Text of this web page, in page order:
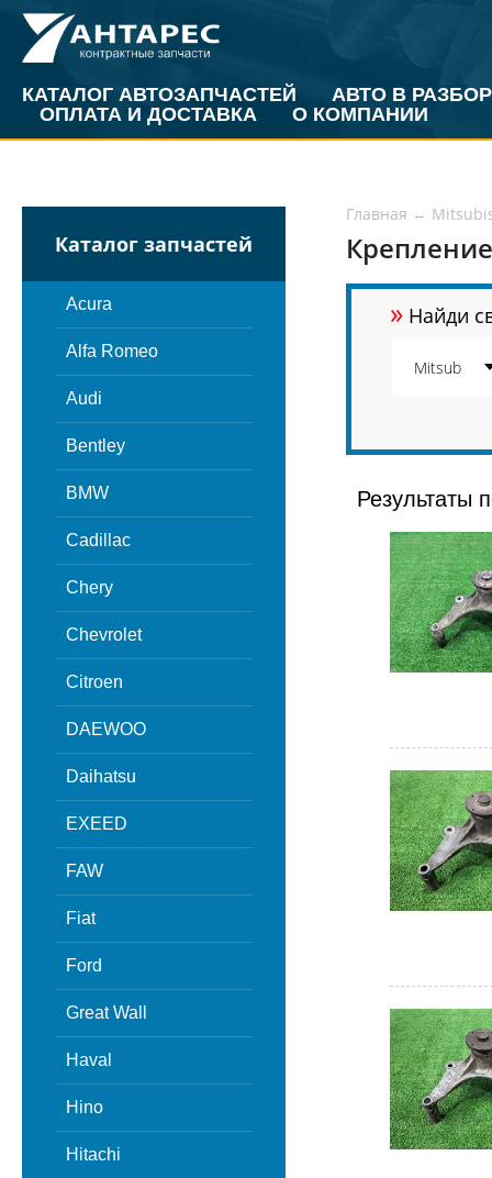
КАТАЛОГ АВТОЗАПЧАСТЕЙ
АВТО В РАЗБОР
ОПЛАТА И ДОСТАВКА
О КОМПАНИИ
Каталог запчастей
Acura
Alfa Romeo
Audi
Bentley
BMW
Cadillac
Chery
Chevrolet
Citroen
DAEWOO
Daihatsu
EXEED
FAW
Fiat
Ford
Great Wall
Haval
Hino
Hitachi
Главная ←
» Найди
Результаты